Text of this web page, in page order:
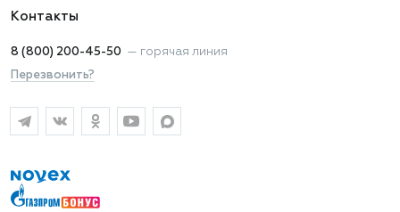
Контакты
8 (800) 200-45-50 — горячая линия
Перезвонить?